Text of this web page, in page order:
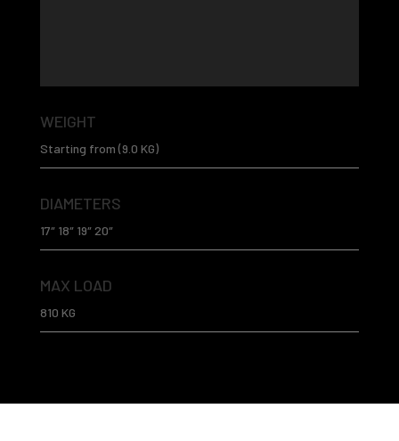
WEIGHT
Starting from (9.0 KG)
DIAMETERS
17″ 18″ 19″ 20″
MAX LOAD
810 KG